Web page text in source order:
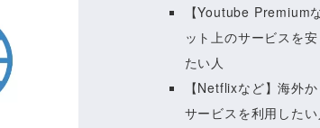
【Youtube Premium
ット上のサービスを
たい人
【Netflixなど】海外
サービスを利用した